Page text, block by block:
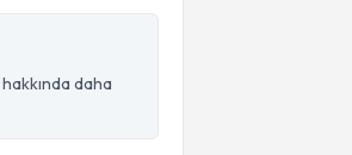
hakkında daha